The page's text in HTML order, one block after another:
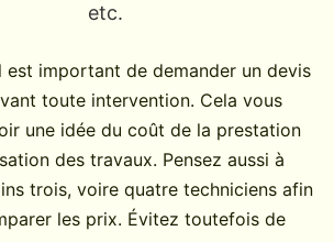
etc.
est important de demander un devis
toute intervention. Cela vous
une idée du coût de la prestation
des travaux. Pensez aussi à
trois, voire quatre techniciens afin
les prix. Évitez toutefois de